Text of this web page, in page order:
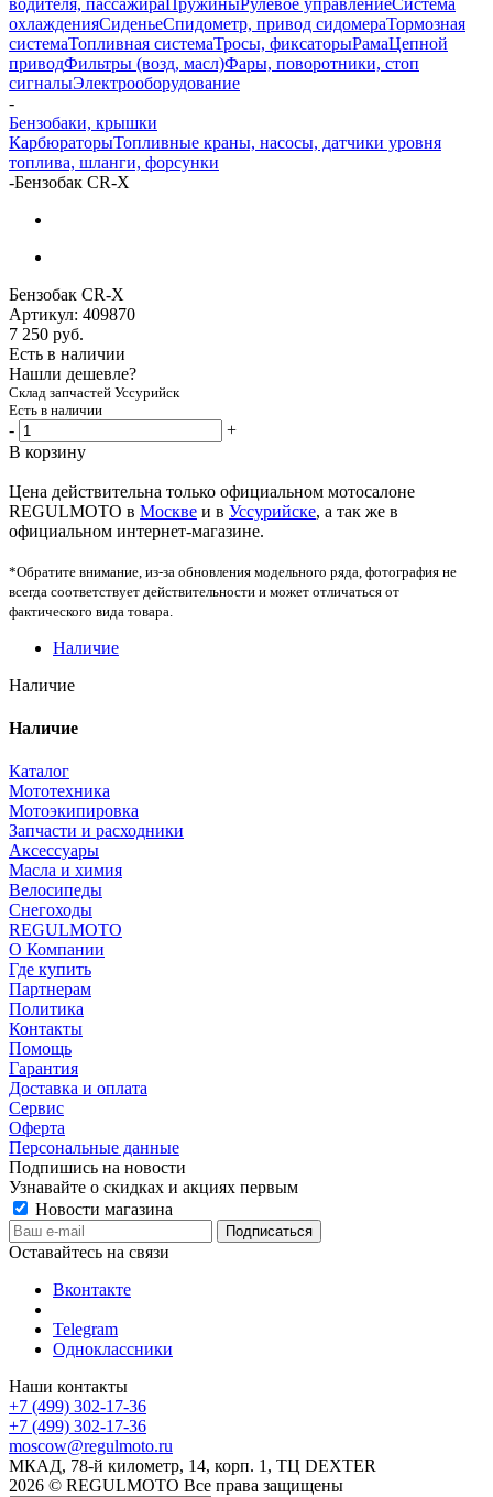
охлажденияСиденьеСпидометр, привод сидомераТормозная
системаТопливная системаТросы, фиксаторыРамаЦепной
приводФильтры (возд, масл)Фары, поворотники, стоп
сигналыЭлектрооборудование
-
Бензобаки, крышки
КарбюраторыТопливные краны, насосы, датчики уровня
топлива, шланги, форсунки
-Бензобак CR-X
Бензобак CR-X
Артикул: 409870
7 250 руб.
Есть в наличии
Нашли дешевле?
Склад запчастей Уссурийск
Есть в наличии
-
+
В корзину
Цена действительна только официальном мотосалоне
REGULMOTO в Москве и в Уссурийске, а так же в
официальном интернет-магазине.
*Обратите внимание, из-за обновления модельного ряда, фотография не
всегда соответствует действительности и может отличаться от
фактического вида товара.
Наличие
Наличие
Наличие
Каталог
Мототехника
Мотоэкипировка
Запчасти и расходники
Аксессуары
Масла и химия
Велосипеды
Снегоходы
REGULMOTO
О Компании
Где купить
Партнерам
Политика
Контакты
Помощь
Гарантия
Доставка и оплата
Сервис
Оферта
Персональные данные
Подпишись на новости
Узнавайте о скидках и акциях первым
Новости магазина
Оставайтесь на связи
Вконтакте
Telegram
Одноклассники
Наши контакты
+7 (499) 302-17-36
+7 (499) 302-17-36
moscow@regulmoto.ru
МКАД, 78-й километр, 14, корп. 1, ТЦ DEXTER
2026 © REGULMOTO Все права защищены